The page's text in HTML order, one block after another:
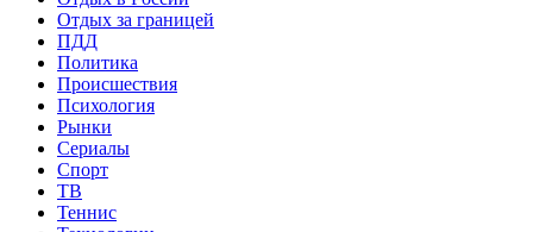
Отдых за границей
ПДД
Политика
Происшествия
Психология
Рынки
Сериалы
Спорт
ТВ
Теннис